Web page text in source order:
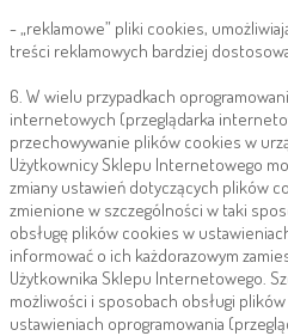
- „reklamowe” pliki cookies,
treści reklamowych bardziej
6. W wielu przypadkach
internetowych (przeglądarka
przechowywanie plików cookies w
Użytkownicy Sklepu Internetowego
zmiany ustawień dotyczących plików
zmienione w szczególności w taki
obsługę plików cookies w
informować o ich każdorazowym
Użytkownika Sklepu Internetowego.
możliwości i sposobach obsługi
ustawieniach oprogramowania